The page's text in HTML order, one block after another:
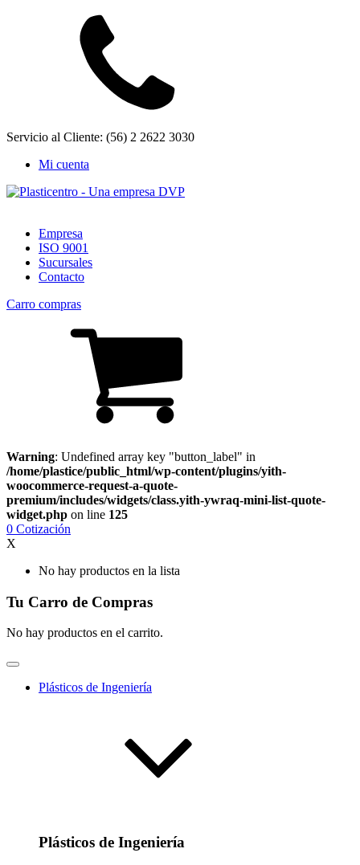
Servicio al Cliente: (56) 2 2622 3030
Mi cuenta
Empresa
ISO 9001
Sucursales
Contacto
Carro compras
Warning: Undefined array key "button_label" in
/home/plastice/public_html/wp-content/plugins/yith-
woocommerce-request-a-quote-
premium/includes/widgets/class.yith-ywraq-mini-list-quote-
widget.php on line 125
0 Cotización
X
No hay productos en la lista
Tu Carro de Compras
No hay productos en el carrito.
Plásticos de Ingeniería
Plásticos de Ingeniería